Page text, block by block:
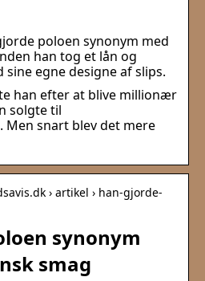
poloen synonym med
han tog et lån og
egne designe af slips.
han efter at blive millionær
solgte til
Men snart blev det mere
› artikel › han-gjorde-
synonym
smag